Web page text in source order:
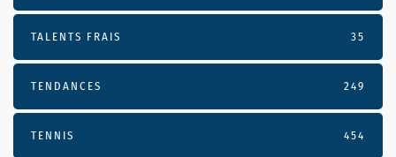
TALENTS FRAIS 35
TENDANCES 249
TENNIS 454